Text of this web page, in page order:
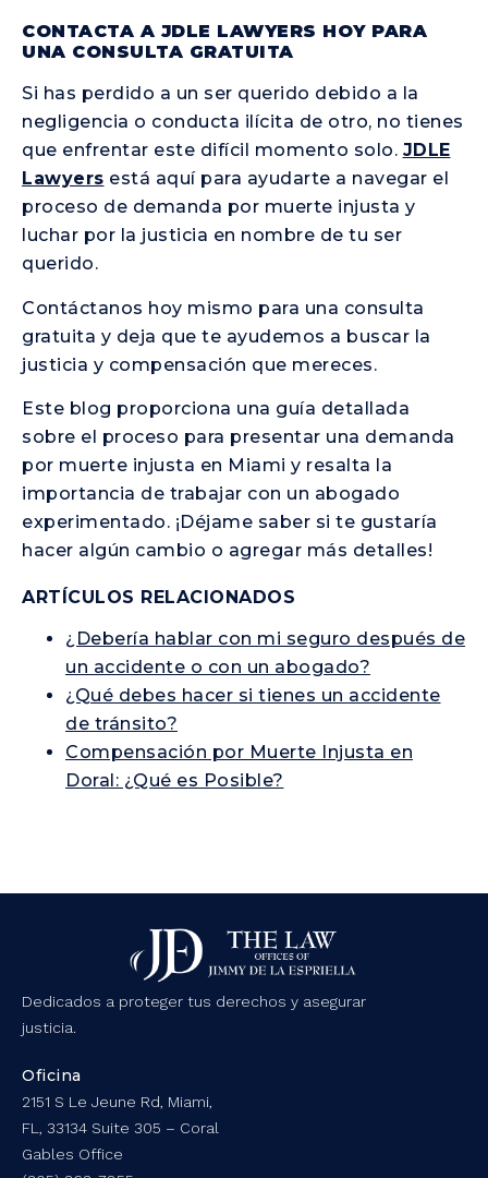
CONTACTA A JDLE LAWYERS HOY PARA
UNA CONSULTA GRATUITA
Si has perdido a un ser querido debido a la
negligencia o conducta ilícita de otro, no tienes
que enfrentar este difícil momento solo. JDLE
Lawyers está aquí para ayudarte a navegar el
proceso de demanda por muerte injusta y
luchar por la justicia en nombre de tu ser
querido.
Contáctanos hoy mismo para una consulta
gratuita y deja que te ayudemos a buscar la
justicia y compensación que mereces.
Este blog proporciona una guía detallada
sobre el proceso para presentar una demanda
por muerte injusta en Miami y resalta la
importancia de trabajar con un abogado
experimentado. ¡Déjame saber si te gustaría
hacer algún cambio o agregar más detalles!
ARTÍCULOS RELACIONADOS
¿Debería hablar con mi seguro después de
un accidente o con un abogado?
¿Qué debes hacer si tienes un accidente
de tránsito?
Compensación por Muerte Injusta en
Doral: ¿Qué es Posible?
Dedicados a proteger tus derechos y asegurar
justicia.
Oficina
2151 S Le Jeune Rd, Miami,
FL, 33134 Suite 305 – Coral
Gables Office